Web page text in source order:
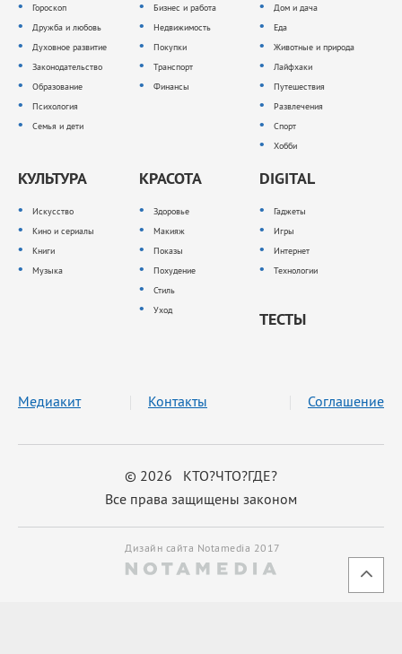
Гороскоп
Дружба и любовь
Духовное развитие
Законодательство
Образование
Психология
Семья и дети
Бизнес и работа
Недвижимость
Покупки
Транспорт
Финансы
Дом и дача
Еда
Животные и природа
Лайфхаки
Путешествия
Развлечения
Спорт
Хобби
КУЛЬТУРА
Искусство
Кино и сериалы
Книги
Музыка
КРАСОТА
Здоровье
Макияж
Показы
Похудение
Стиль
Уход
DIGITAL
Гаджеты
Игры
Интернет
Технологии
ТЕСТЫ
© 2026 КТО?ЧТО?ГДЕ?
Все права защищены законом
Медиакит Контакты Соглашение
Дизайн сайта Notamedia 2017